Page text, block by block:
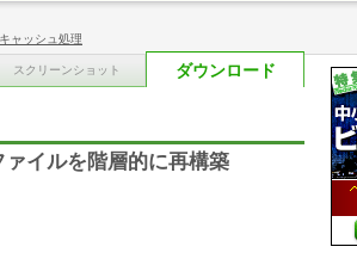
キャッシュ処理
スクリーンショット ダウンロード
イルを階層的に再構築